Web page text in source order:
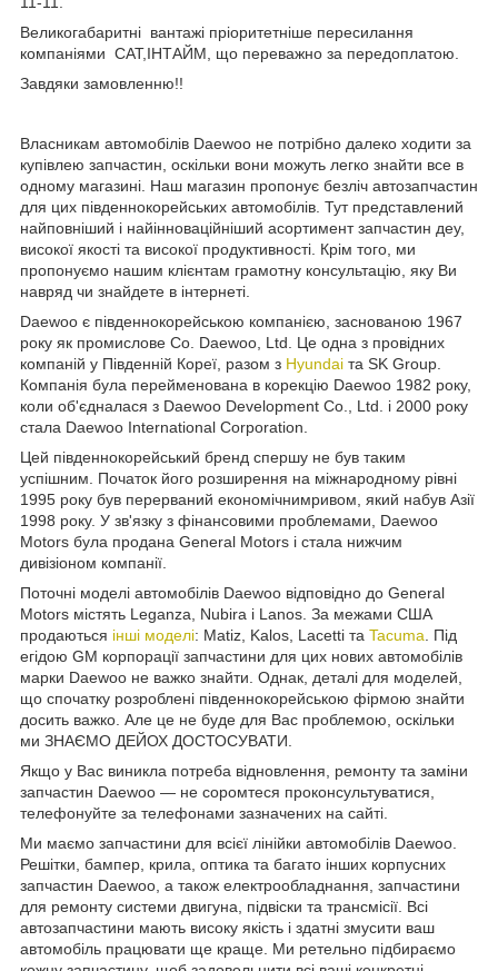
Великогабаритні вантажі пріоритетніше пересилання
компаніями САТ,ІНТАЙМ, що переважно за передоплатою.
Завдяки замовленню!!
Власникам автомобілів Daewoo не потрібно далеко ходити за
купівлею запчастин, оскільки вони можуть легко знайти все в
одному магазині. Наш магазин пропонує безліч автозапчастин
для цих південнокорейських автомобілів. Тут представлений
найповніший і найінноваційніший асортимент запчастин деу,
високої якості та високої продуктивності. Крім того, ми
пропонуємо нашим клієнтам грамотну консультацію, яку Ви
навряд чи знайдете в інтернеті.
Daewoo є південнокорейською компанією, заснованою 1967
року як промислове Co. Daewoo, Ltd. Це одна з провідних
компаній у Південній Кореї, разом з Hyundai та SK Group.
Компанія була перейменована в корекцію Daewoo 1982 року,
коли об'єдналася з Daewoo Development Co., Ltd. і 2000 року
стала Daewoo International Corporation.
Цей південнокорейський бренд спершу не був таким
успішним. Початок його розширення на міжнародному рівні
1995 року був перерваний економічнимривом, який набув Азії
1998 року. У зв'язку з фінансовими проблемами, Daewoo
Motors була продана General Motors і стала нижчим
дивізіоном компанії.
Поточні моделі автомобілів Daewoo відповідно до General
Motors містять Leganza, Nubira і Lanos. За межами США
продаються інші моделі: Matiz, Kalos, Lacetti та Tacuma . Під
егідою GM корпорації запчастини для цих нових автомобілів
марки Daewoo не важко знайти. Однак, деталі для моделей,
що спочатку розроблені південнокорейською фірмою знайти
досить важко. Але це не буде для Вас проблемою, оскільки
ми ЗНАЄМО ДЕЙОХ ДОСТОСУВАТИ.
Якщо у Вас виникла потреба відновлення, ремонту та заміни
запчастин Daewoo — не соромтеся проконсультуватися,
телефонуйте за телефонами зазначених на сайті.
Ми маємо запчастини для всієї лінійки автомобілів Daewoo.
Решітки, бампер, крила, оптика та багато інших корпусних
запчастин Daewoo, а також електрообладнання, запчастини
для ремонту системи двигуна, підвіски та трансмісії. Всі
автозапчастини мають високу якість і здатні змусити ваш
автомобіль працювати ще краще. Ми ретельно підбираємо